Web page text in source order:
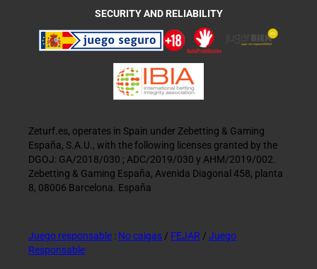
SECURITY AND RELIABILITY
Zeturf.es, operates in Spain under Zebetting & Gaming
España, S.A.U., with the following licenses granted by the
DGOJ: GA/2018/030 ; ADC/2019/030 y AHM/2019/002.
Zebetting & Gaming España, Avenida Diagonal 458, planta
8, 08006 Barcelona. España
Juego responsable : No caigas / FEJAR / Juego
Responsable